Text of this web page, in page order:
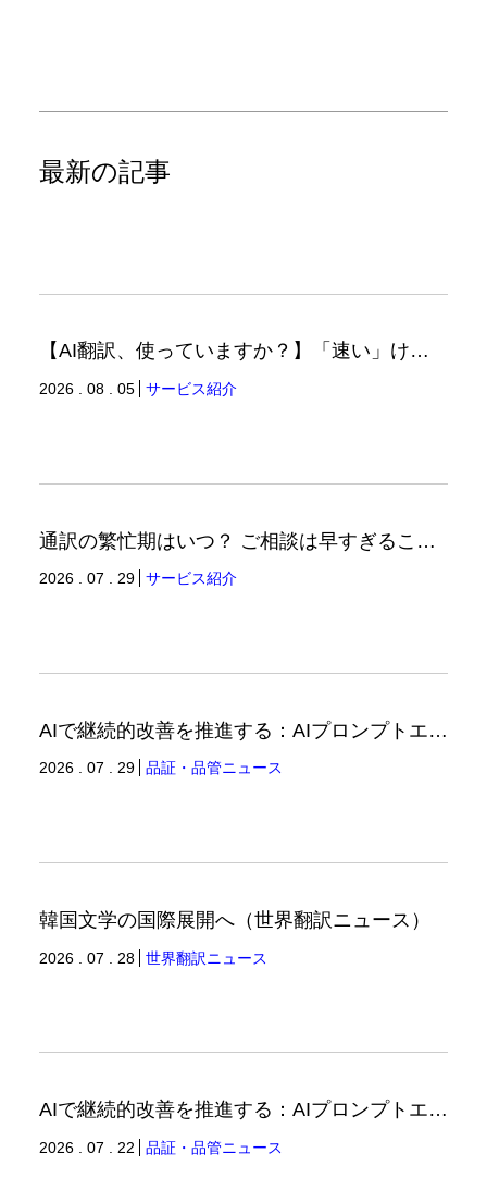
最新の記事
【AI翻訳、使っていますか？】「速い」けど「正しい」は別の話（翻訳ブログ）
2026 . 08 . 05 サービス紹介
通訳の繁忙期はいつ？ ご相談は早すぎることはありません。（通訳ブログ）
2026 . 07 . 29 サービス紹介
AIで継続的改善を推進する：AIプロンプトエンジニアリングへの品質思考の適用-3（品証品管ニュース）
2026 . 07 . 29 品証・品管ニュース
韓国文学の国際展開へ（世界翻訳ニュース）
2026 . 07 . 28 世界翻訳ニュース
AIで継続的改善を推進する：AIプロンプトエンジニアリングへの品質思考の適用-2（品証品管ニュース）
2026 . 07 . 22 品証・品管ニュース